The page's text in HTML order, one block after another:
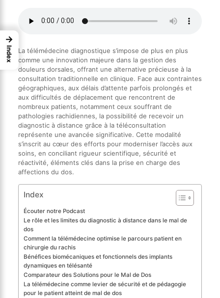
La télémédecine diagnostique s’impose de plus en plus
comme une innovation majeure dans la gestion des
douleurs dorsales, offrant une alternative précieuse à la
consultation traditionnelle en clinique. Face aux contraintes
géographiques, aux délais d’attente parfois prolongés et
aux difficultés de déplacement que rencontrent de
nombreux patients, notamment ceux souffrant de
pathologies rachidiennes, la possibilité de recevoir un
diagnostic à distance grâce à la téléconsultation
représente une avancée significative. Cette modalité
s’inscrit au cœur des efforts pour moderniser l’accès aux
soins, en conciliant rigueur scientifique, sécurité et
réactivité, éléments clés dans la prise en charge des
affections du dos.
Index
Écouter notre Podcast
Le rôle et les limites du diagnostic à distance dans le mal de
dos
Comment la télémédecine optimise le parcours patient en
chirurgie du rachis
Bénéfices biomécaniques et fonctionnels des implants
dynamiques en télésanté
Comparateur des Solutions pour le Mal de Dos
La télémédecine comme levier de sécurité et de pédagogie
pour le patient atteint de mal de dos
→
Index